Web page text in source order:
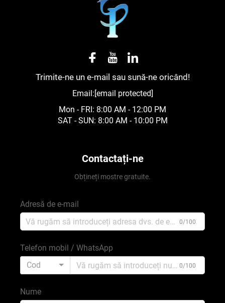
Trimite-ne un e-mail sau sună-ne oricând!
Email: [email protected]
Mon - FRI: 8:00 AM - 12:00 PM
SAT - SUN: 8:00 AM - 10:00 PM
Contactați-ne
Obțineți mostre gratuite.
Adresă de e-mail
0/100
Telefon mobil / WhatsApp
Cod
0/100
Nume